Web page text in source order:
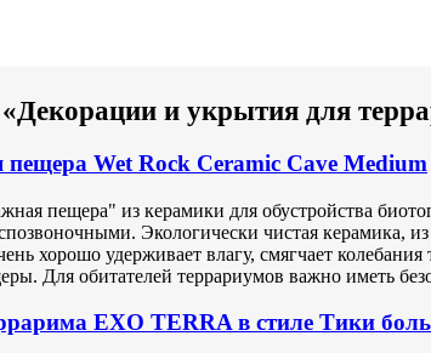
и укрытия для
Wet Rock Ceramic Cave Medium
пещера" из керамики для обустройства
Экологически чистая керамика, из
хорошо удерживает влагу, смягчает колебания
Для обитателей террариумов важно иметь
EXO TERRA в стиле Тики